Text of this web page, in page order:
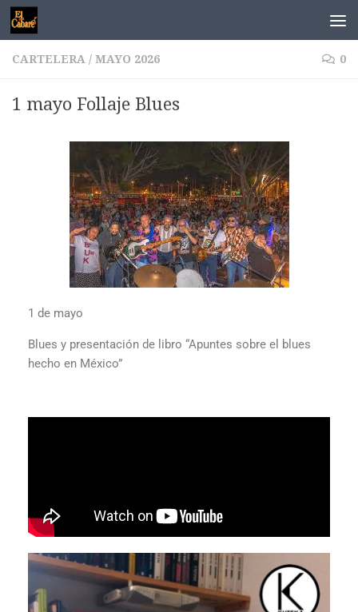
Saltar al contenido
CARTELERA / MAYO 2026 0
1 mayo Follaje Blues
1 de mayo
Blues y presentación de libro “Apuntes sobre el blues
hecho en México”